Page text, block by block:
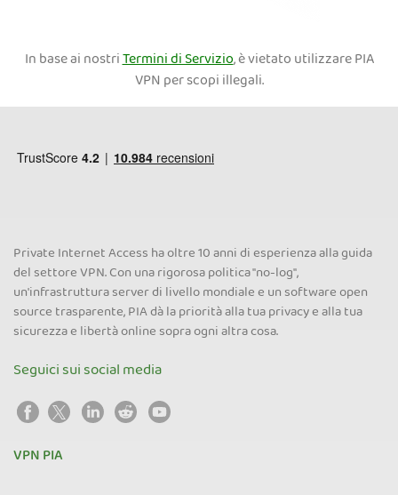
In base ai nostriTermini di Servizio, è vietato utilizzare PIA
VPN per scopi illegali.
Private Internet Access ha oltre 10 anni di esperienza alla guida
del settore VPN. Con una rigorosa politica "no-log",
un'infrastruttura server di livello mondiale e un software open
source trasparente, PIA dà la priorità alla tua privacy e alla tua
sicurezza e libertà online sopra ogni altra cosa.
Seguici sui social media
VPN PIA